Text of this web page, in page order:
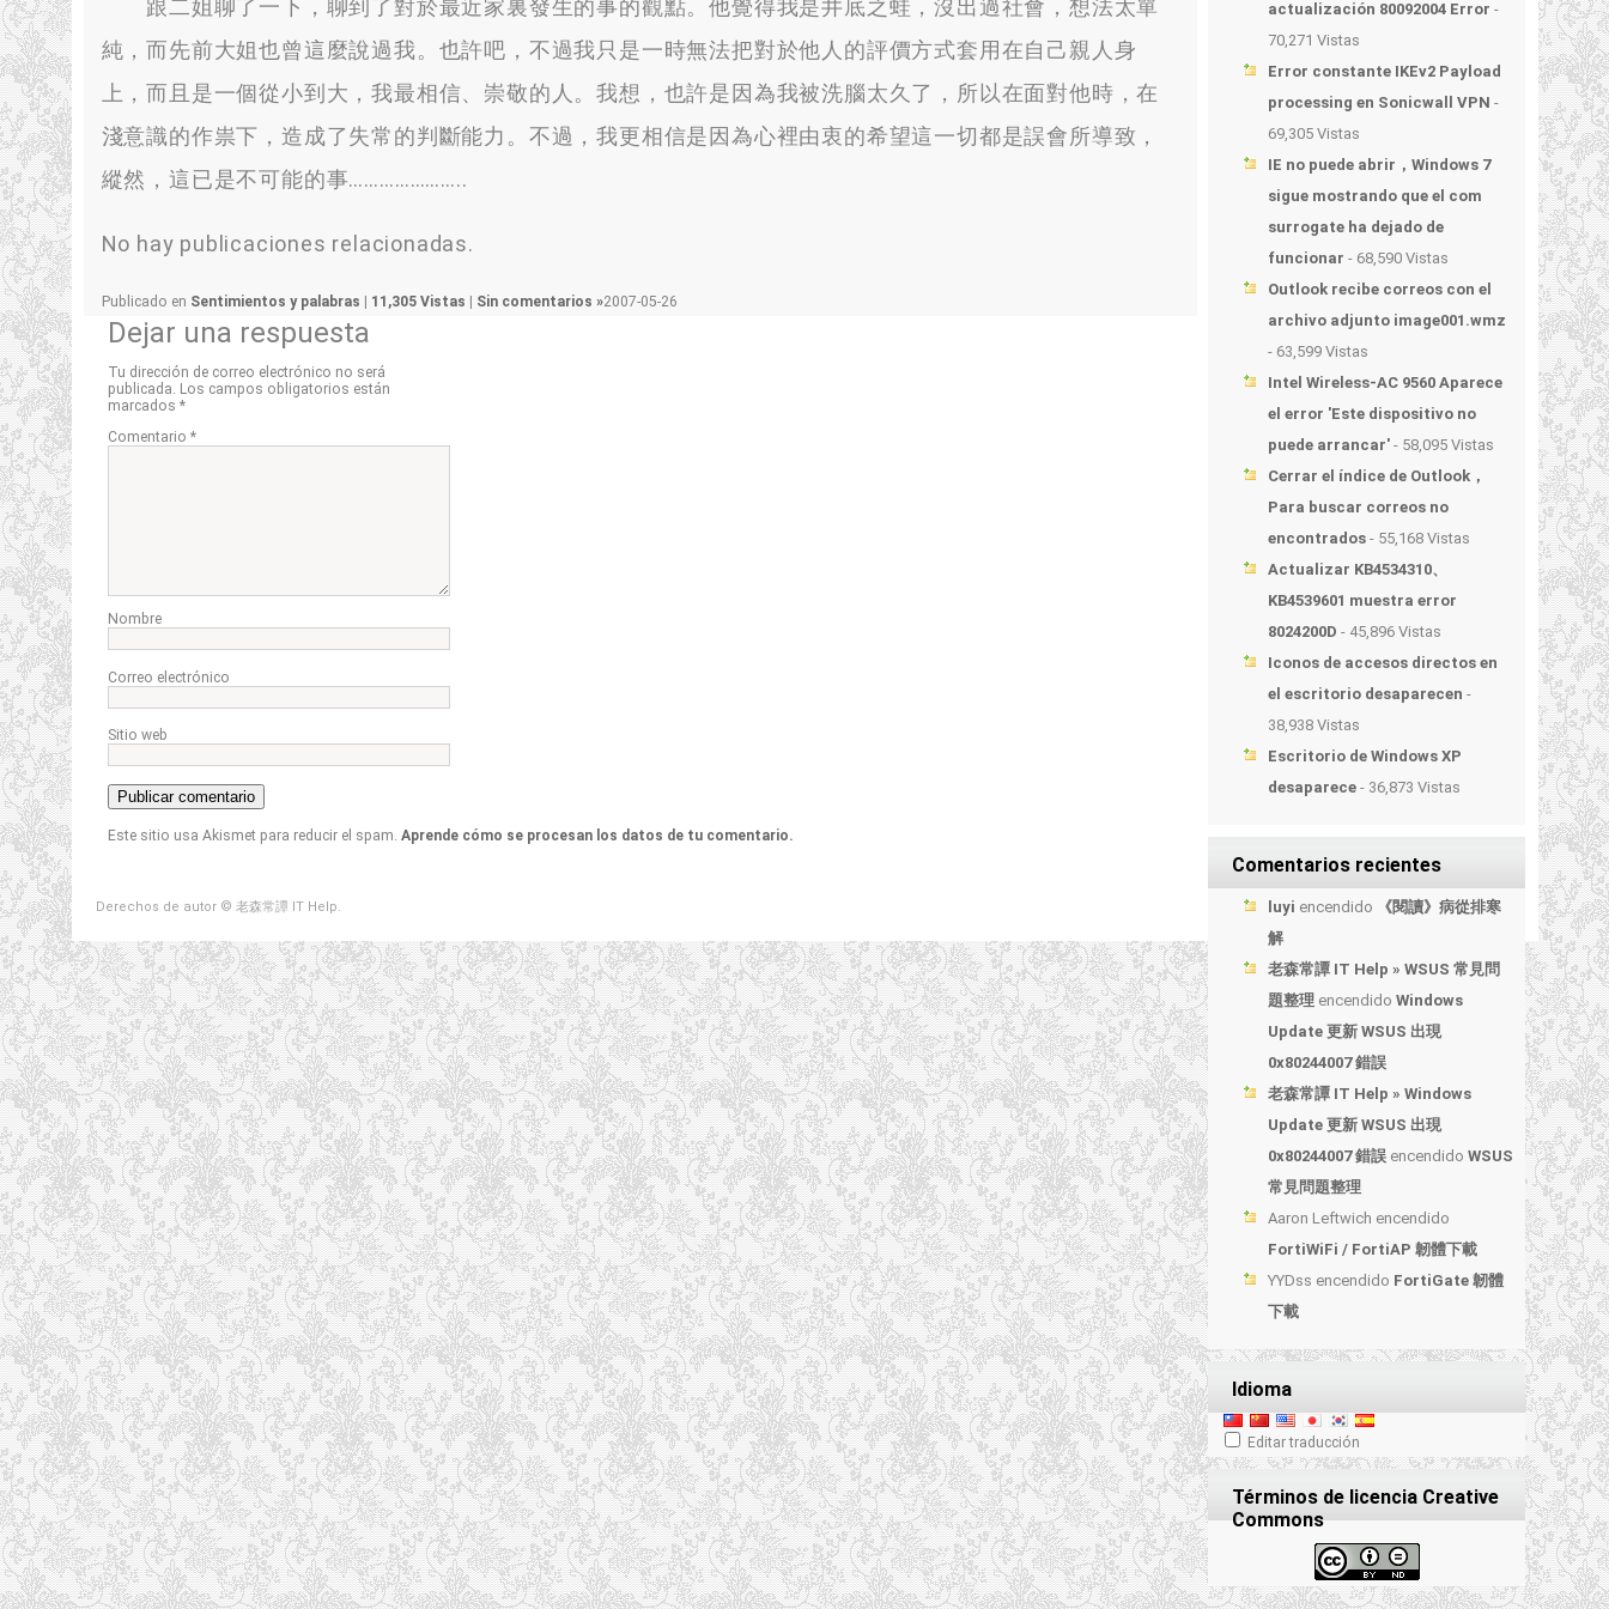
跟二姐聊了一下 ， 聊到了對於最近家裏發生的事的觀點。他覺得我是井底之蛙 ，沒出過社會 ， 想法太單
純 ，而先前大姐也曾這麼說過我。 也許吧 ， 不過我只是一時無法把對於他人的評價方式套用在自己親人身
上 ，而且是一個從小到大 ，我最相信、 崇敬的人 。我想 ， 也許是因為我被洗腦太久了 ， 所以在面對他時 ，在
淺意識的作祟下 ， 造成了失常的判斷能力 。 不過 ，我更相信是因為心裡由衷的希望這一切都是誤會所導致 ，
縱然 ， 這已是不可能的事…………………..
No hay publicaciones relacionadas.
Publicado en Sentimientos y palabras 11,305 Vistas Sin comentarios »2007-05-26
Dejar una respuesta
Tu dirección de correo electrónico no será
publicada. Los campos obligatorios están
marcados *
Comentario *
Nombre
Correo electrónico
Sitio web
Este sitio usa Akismet para reducir el spam. Aprende cómo se procesan los datos de tu comentario.
actualización 80092004 Error -
70,271 Vistas
Error constante IKEv2 Payload
processing en Sonicwall VPN -
69,305 Vistas
IE no puede abrir，Windows 7
sigue mostrando que el com
surrogate ha dejado de
funcionar - 68,590 Vistas
Outlook recibe correos con el
archivo adjunto image001.wmz
- 63,599 Vistas
Intel Wireless-AC 9560 Aparece
el error 'Este dispositivo no
puede arrancar' - 58,095 Vistas
Cerrar el índice de Outlook，
Para buscar correos no
encontrados - 55,168 Vistas
Actualizar KB4534310、
KB4539601 muestra error
8024200D - 45,896 Vistas
Iconos de accesos directos en
el escritorio desaparecen -
38,938 Vistas
Escritorio de Windows XP
desaparece - 36,873 Vistas
Comentarios recientes
luyi encendido
《閱讀》病從排寒
解
老森常譚 IT Help » WSUS 常見問
題整理 encendido Windows
Update 更新 WSUS 出現
0x80244007 錯誤
老森常譚 IT Help » Windows
Update 更新 WSUS 出現
0x80244007 錯誤 encendido WSUS
常見問題整理
Aaron Leftwich encendido
FortiWiFi / FortiAP 韌體下載
YYDss encendido FortiGate 韌體
下載
Idioma
Editar traducción
Términos de licencia Creative
Commons
Derechos de autor © 老森常譚 IT Help.